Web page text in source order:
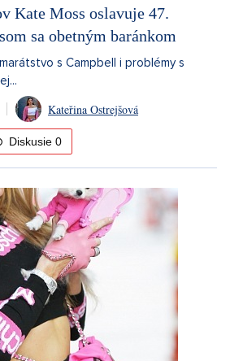
Kate Moss oslavuje 47.
sa obetným baránkom
s Campbell i problémy s
Kateřina Ostrejšová
Diskusie 0